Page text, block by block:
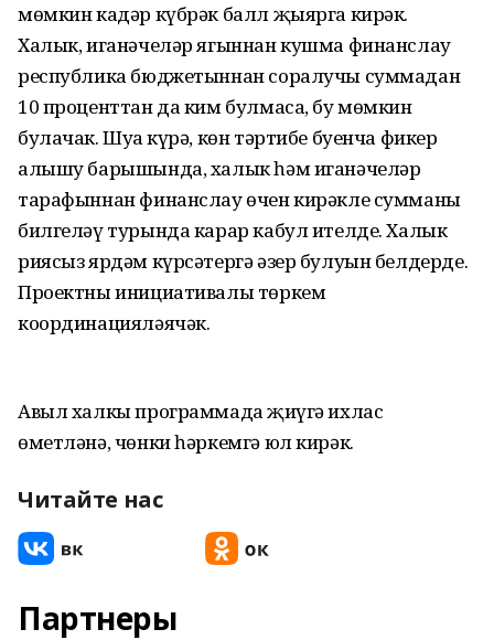
мөмкин кадәр күбрәк балл җыярга кирәк.
Халык, иганәчеләр ягыннан кушма финанслау
республика бюджетыннан соралучы суммадан
10 проценттан да ким булмаса, бу мөмкин
булачак. Шуңа күрә, көн тәртибе буенча фикер
алышу барышында, халык һәм иганәчеләр
тарафыннан финанслау өчен кирәкле сумманы
билгеләү турында карар кабул ителде. Халык
риясыз ярдәм күрсәтергә әзер булуын белдерде.
Проектны инициативалы төркем
координацияләячәк.
Авыл халкы программада җиңүгә ихлас
өметләнә, чөнки һәркемгә юл кирәк.
Читайте нас
Партнеры